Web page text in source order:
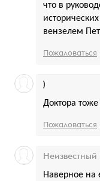
что в
вензелем
Пожаловаться
Доктора
)
Пожаловаться
Наверное на
Неизвестный